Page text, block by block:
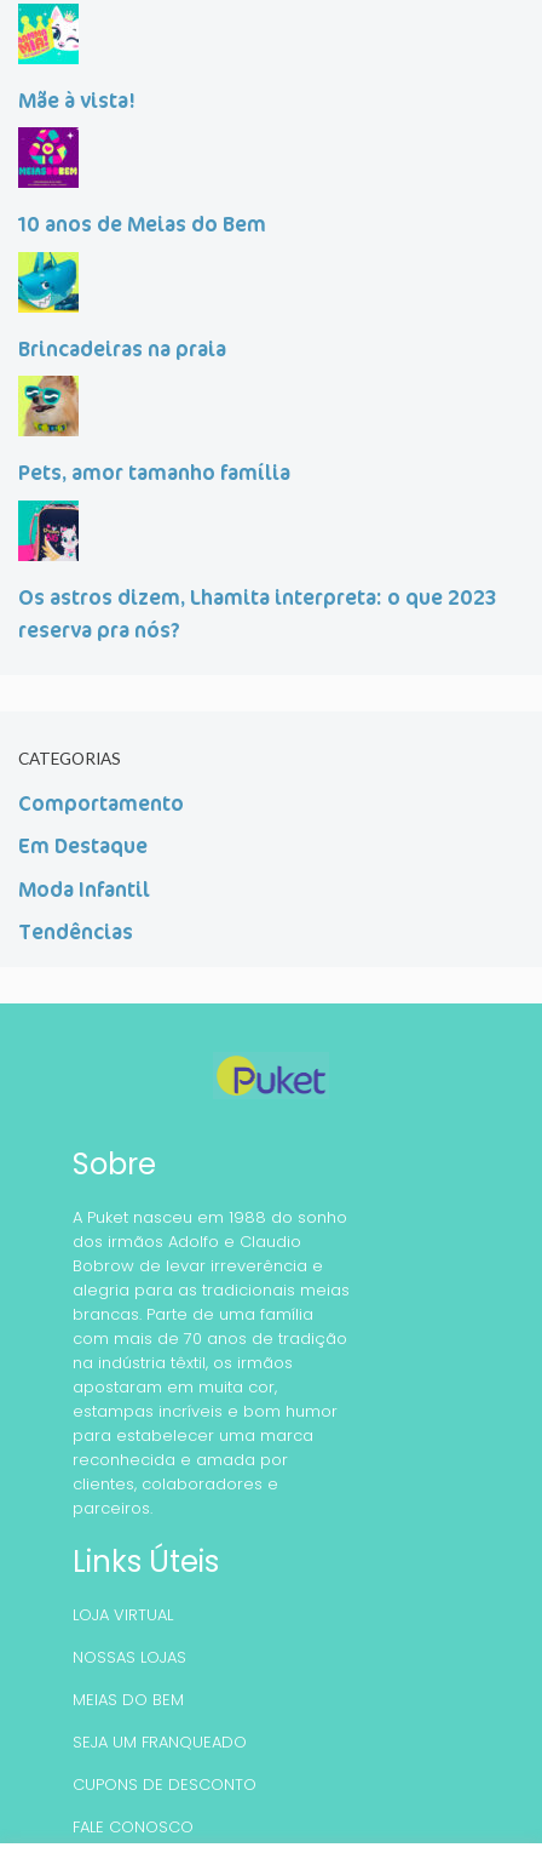
Mãe à vista!
10 anos de Meias do Bem
Brincadeiras na praia
Pets, amor tamanho família
Os astros dizem, Lhamita interpreta: o que 2023
reserva pra nós?
CATEGORIAS
Comportamento
Em Destaque
Moda Infantil
Tendências
Sobre
A Puket nasceu em 1988 do sonho
dos irmãos Adolfo e Claudio
Bobrow de levar irreverência e
alegria para as tradicionais meias
brancas. Parte de uma família
com mais de 70 anos de tradição
na indústria têxtil, os irmãos
apostaram em muita cor,
estampas incríveis e bom humor
para estabelecer uma marca
reconhecida e amada por
clientes, colaboradores e
parceiros.
Links Úteis
LOJA VIRTUAL
NOSSAS LOJAS
MEIAS DO BEM
SEJA UM FRANQUEADO
CUPONS DE DESCONTO
FALE CONOSCO